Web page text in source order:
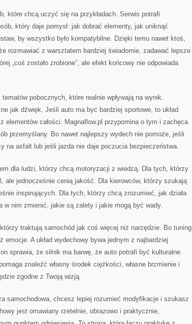
które chcą uczyć się na przykładach. Serwis potrafi
który daje pomysł: jak dobrać elementy, jak uniknąć
by wszystko było kompatybilne. Dzięki temu nawet ktoś,
rozmawiać z warsztatem bardziej świadomie, zadawać lepsze
„coś zostało zrobione”, ale efekt końcowy nie odpowiada
pobocznych, które realnie wpływają na wynik.
jak dźwięk. Jeśli auto ma być bardziej sportowe, to układ
elementów całości. Magnaflow.pl przypomina o tym i zachęca
przemyślany. Bo nawet najlepszy wydech nie pomoże, jeśli
na asfalt lub jeśli jazda nie daje poczucia bezpieczeństwa.
dla ludzi, którzy chcą motoryzacji z wiedzą. Dla tych, którzy
ale jednocześnie cenią jakość. Dla kierowców, którzy szukają
inspirujących. Dla tych, którzy chcą zrozumieć, jak działa
w nim zmienić, jakie są zalety i jakie mogą być wady.
traktują samochód jak coś więcej niż narzędzie. Bo tuning
emocje. A układ wydechowy bywa jednym z najbardziej
sprawia, że silnik ma barwę, że auto potrafi być kulturalne
znaleźć własny środek ciężkości, własne brzmienie i
zgodne z Twoją wizją.
samochodowa, chcesz lepiej rozumieć modyfikacje i szukasz
jest omawiany rzetelnie, obrazowo i praktycznie,